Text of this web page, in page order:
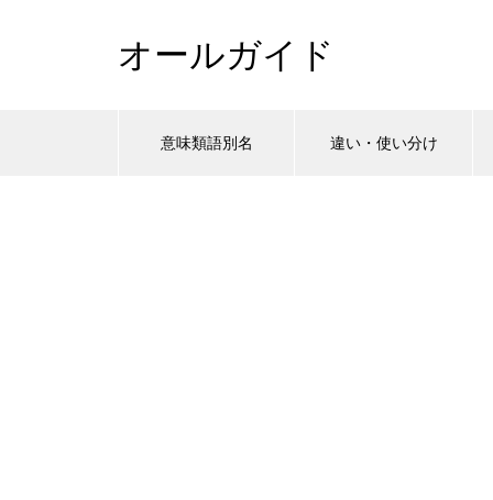
オールガイド
意味類語別名 違い・使い分け